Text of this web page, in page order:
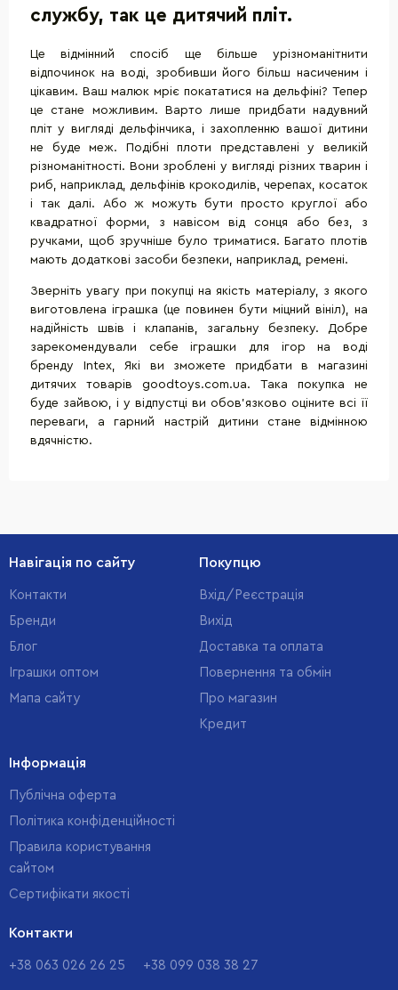
службу, так це дитячий пліт.
Це відмінний спосіб ще більше урізноманітнити
відпочинок на воді, зробивши його більш насиченим і
цікавим. Ваш малюк мріє покататися на дельфіні? Тепер
це стане можливим. Варто лише придбати надувний
пліт у вигляді дельфінчика, і захопленню вашої дитини
не буде меж. Подібні плоти представлені у великій
різноманітності. Вони зроблені у вигляді різних тварин і
риб, наприклад, дельфінів крокодилів, черепах, косаток
і так далі. Або ж можуть бути просто круглої або
квадратної форми, з навісом від сонця або без, з
ручками, щоб зручніше було триматися. Багато плотів
мають додаткові засоби безпеки, наприклад, ремені.
Зверніть увагу при покупці на якість матеріалу, з якого
виготовлена іграшка (це повинен бути міцний вініл), на
надійність швів і клапанів, загальну безпеку. Добре
зарекомендували себе іграшки для ігор на воді
бренду Intex, Які ви зможете придбати в магазині
дитячих товарів goodtoys.com.ua. Така покупка не
буде зайвою, і у відпустці ви обов'язково оціните всі її
переваги, а гарний настрій дитини стане відмінною
вдячністю.
Навігація по сайту
Контакти
Бренди
Блог
Іграшки оптом
Мапа сайту
Покупцю
Вхід/Реєстрація
Вихід
Доставка та оплата
Повернення та обмін
Про магазин
Кредит
Інформація
Публічна оферта
Політика конфіденційності
Правила користування
сайтом
Cертифікати якості
Контакти
+38 063 026 26 25 +38 099 038 38 27